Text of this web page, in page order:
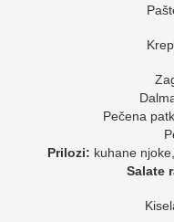
Pečena
Prilozi: kuhane
Salate